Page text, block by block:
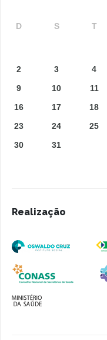
D S T
2
3 4
9
10 11
16
17 18
23
24 25
30
31
Realização